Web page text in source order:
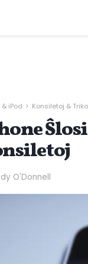
& iPod Konsiletoj &
O'Donnell